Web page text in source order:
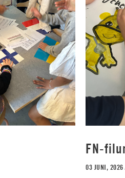
FN-
03 JUNI,